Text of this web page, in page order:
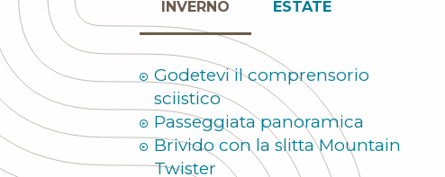
INVERNO ESTATE
Godetevi il comprensorio
sciistico
Passeggiata panoramica
Brivido con la slitta Mountain
Twister